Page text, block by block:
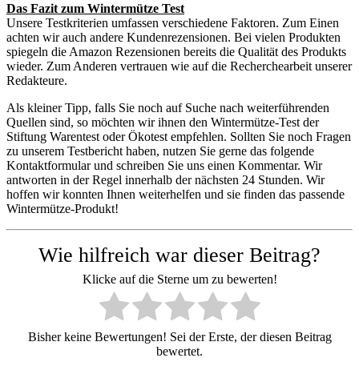
Das Fazit zum Wintermütze Test
Unsere Testkriterien umfassen verschiedene Faktoren. Zum Einen
achten wir auch andere Kundenrezensionen. Bei vielen Produkten
spiegeln die Amazon Rezensionen bereits die Qualität des Produkts
wieder. Zum Anderen vertrauen wie auf die Recherchearbeit unserer
Redakteure.
Als kleiner Tipp, falls Sie noch auf Suche nach weiterführenden
Quellen sind, so möchten wir ihnen den Wintermütze-Test der
Stiftung Warentest oder Ökotest empfehlen. Sollten Sie noch Fragen
zu unserem Testbericht haben, nutzen Sie gerne das folgende
Kontaktformular und schreiben Sie uns einen Kommentar. Wir
antworten in der Regel innerhalb der nächsten 24 Stunden. Wir
hoffen wir konnten Ihnen weiterhelfen und sie finden das passende
Wintermütze-Produkt!
Wie hilfreich war dieser Beitrag?
Klicke auf die Sterne um zu bewerten!
Bisher keine Bewertungen! Sei der Erste, der diesen Beitrag
bewertet.